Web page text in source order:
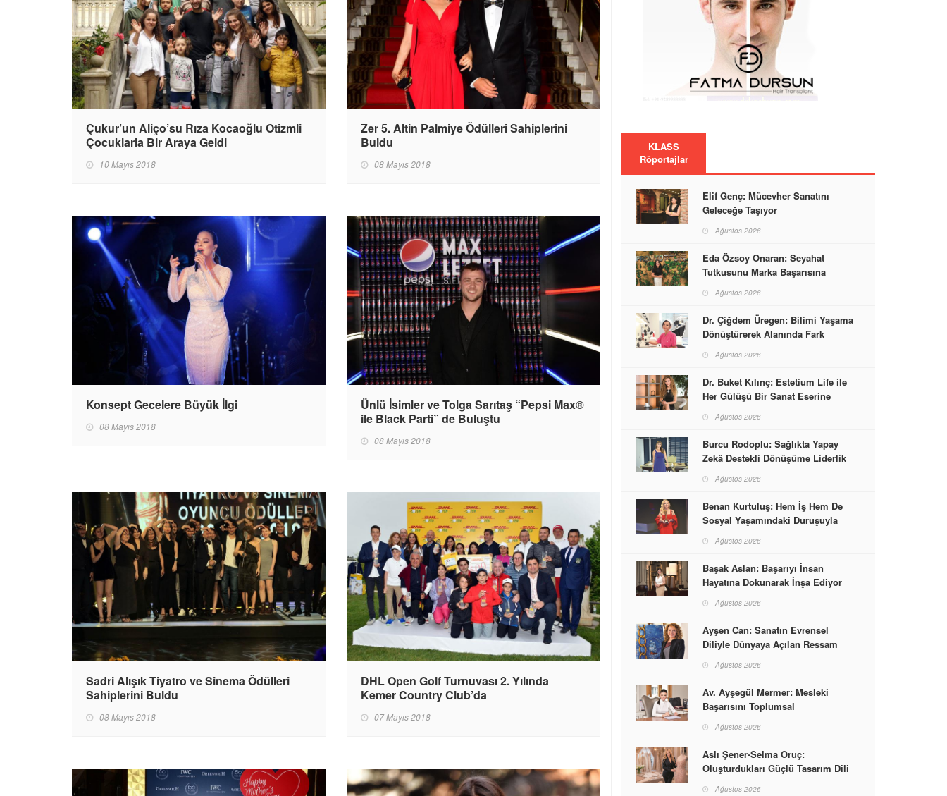
Çukur’un Aliço’su Rıza Kocaoğlu Otizmli
Çocuklarla Bir Araya Geldi
10 Mayıs 2018
Zer 5. Altin Palmiye Ödülleri Sahiplerini
Buldu
08 Mayıs 2018
Konsept Gecelere Büyük İlgi
08 Mayıs 2018
Ünlü İsimler ve Tolga Sarıtaş “Pepsi Max®
ile Black Parti” de Buluştu
08 Mayıs 2018
Sadri Alışık Tiyatro ve Sinema Ödülleri
Sahiplerini Buldu
08 Mayıs 2018
DHL Open Golf Turnuvası 2. Yılında
Kemer Country Club’da
07 Mayıs 2018
KLASS
Röportajlar
Elif Genç: Mücevher Sanatını
Geleceğe Taşıyor
Ağustos 2026
Eda Özsoy Onaran: Seyahat
Tutkusunu Marka Başarısına
Ağustos 2026
Dr. Çiğdem Üregen: Bilimi Yaşama
Dönüştürerek Alanında Fark
Ağustos 2026
Dr. Buket Kılınç: Estetium Life ile
Her Gülüşü Bir Sanat Eserine
Ağustos 2026
Burcu Rodoplu: Sağlıkta Yapay
Zekâ Destekli Dönüşüme Liderlik
Ağustos 2026
Benan Kurtuluş: Hem İş Hem De
Sosyal Yaşamındaki Duruşuyla
Ağustos 2026
Başak Aslan: Başarıyı İnsan
Hayatına Dokunarak İnşa Ediyor
Ağustos 2026
Ayşen Can: Sanatın Evrensel
Diliyle Dünyaya Açılan Ressam
Ağustos 2026
Av. Ayşegül Mermer: Mesleki
Başarısını Toplumsal
Ağustos 2026
Aslı Şener-Selma Oruç:
Oluşturdukları Güçlü Tasarım Dili
Ağustos 2026